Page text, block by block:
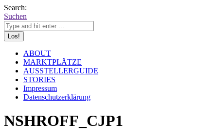
Search:
Suchen
ABOUT
MARKTPLÄTZE
AUSSTELLERGUIDE
STORIES
Impressum
Datenschutzerklärung
NSHROFF_CJP1